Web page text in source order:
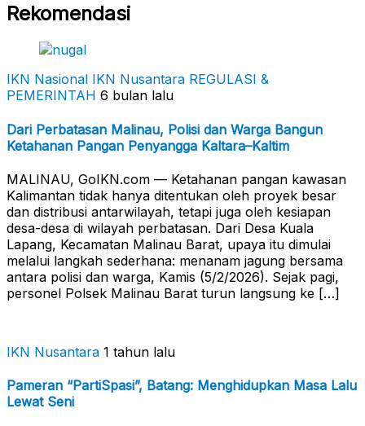
Rekomendasi
IKN Nasional IKN Nusantara REGULASI &
PEMERINTAH 6 bulan lalu
Dari Perbatasan Malinau, Polisi dan Warga Bangun
Ketahanan Pangan Penyangga Kaltara–Kaltim
MALINAU, GoIKN.com — Ketahanan pangan kawasan
Kalimantan tidak hanya ditentukan oleh proyek besar
dan distribusi antarwilayah, tetapi juga oleh kesiapan
desa-desa di wilayah perbatasan. Dari Desa Kuala
Lapang, Kecamatan Malinau Barat, upaya itu dimulai
melalui langkah sederhana: menanam jagung bersama
antara polisi dan warga, Kamis (5/2/2026). Sejak pagi,
personel Polsek Malinau Barat turun langsung ke […]
IKN Nusantara 1 tahun lalu
Pameran “PartiSpasi”, Batang: Menghidupkan Masa Lalu
Lewat Seni